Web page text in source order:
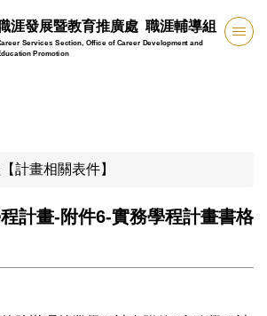
涯發展暨教育推廣處 職涯輔導組
Services Section, Office of Career Development and
Promotion
計畫相關表件】
計畫-附件6-實務學程計畫書格